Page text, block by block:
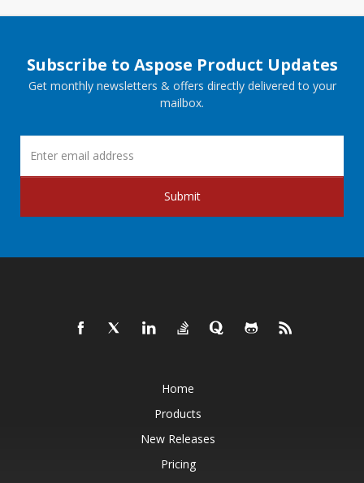
Subscribe to Aspose Product Updates
Get monthly newsletters & offers directly delivered to your
mailbox.
Submit
Home
Products
New Releases
Pricing